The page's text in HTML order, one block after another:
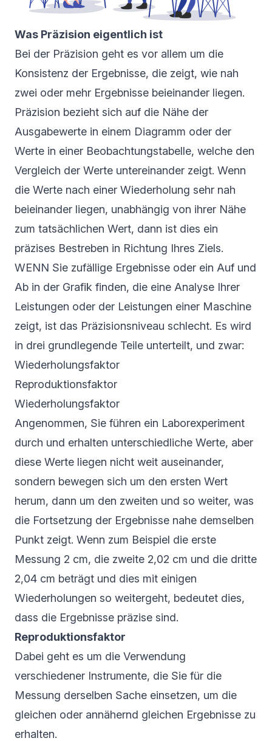
Was Präzision eigentlich ist
Bei der Präzision geht es vor allem um die
Konsistenz der Ergebnisse, die zeigt, wie nah
zwei oder mehr Ergebnisse beieinander liegen.
Präzision bezieht sich auf die Nähe der
Ausgabewerte in einem Diagramm oder der
Werte in einer Beobachtungstabelle, welche den
Vergleich der Werte untereinander zeigt. Wenn
die Werte nach einer Wiederholung sehr nah
beieinander liegen, unabhängig von ihrer Nähe
zum tatsächlichen Wert, dann ist dies ein
präzises Bestreben in Richtung Ihres Ziels.
WENN Sie zufällige Ergebnisse oder ein Auf und
Ab in der Grafik finden, die eine Analyse Ihrer
Leistungen oder der Leistungen einer Maschine
zeigt, ist das Präzisionsniveau schlecht. Es wird
in drei grundlegende Teile unterteilt, und zwar:
Wiederholungsfaktor
Reproduktionsfaktor
Wiederholungsfaktor
Angenommen, Sie führen ein Laborexperiment
durch und erhalten unterschiedliche Werte, aber
diese Werte liegen nicht weit auseinander,
sondern bewegen sich um den ersten Wert
herum, dann um den zweiten und so weiter, was
die Fortsetzung der Ergebnisse nahe demselben
Punkt zeigt. Wenn zum Beispiel die erste
Messung 2 cm, die zweite 2,02 cm und die dritte
2,04 cm beträgt und dies mit einigen
Wiederholungen so weitergeht, bedeutet dies,
dass die Ergebnisse präzise sind.
Reproduktionsfaktor
Dabei geht es um die Verwendung
verschiedener Instrumente, die Sie für die
Messung derselben Sache einsetzen, um die
gleichen oder annähernd gleichen Ergebnisse zu
erhalten.